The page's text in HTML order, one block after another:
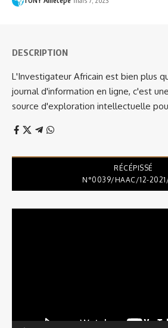
DESCRIPTION
L'Investigateur Africain est bien plus
journal d'information en ligne, c'est
source d'exploration intellectuelle
RÉCÉPISSÉ
N°0039/HAAC/12-